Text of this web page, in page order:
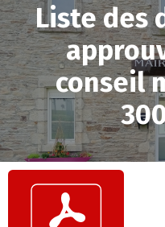
t
e
n
t
Liste des
conseil